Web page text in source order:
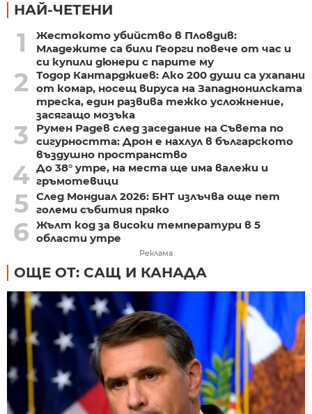
НАЙ-ЧЕТЕНИ
1
Жестокото убийство в Пловдив:
Младежите са били Георги повече от час и
си купили дюнери с парите му
2
Тодор Кантарджиев: Ако 200 души са ухапани
от комар, носещ вируса на Западнонилската
треска, един развива тежко усложнение,
засягащо мозъка
3
Румен Радев след заседание на Съвета по
сигурността: Дрон е нахлул в българското
въздушно пространство
4 До 38° утре, на места ще има валежи и
гръмотевици
5 След Мондиал 2026: БНТ излъчва още пет
големи събития пряко
6 Жълт код за високи температури в 5
области утре
Реклама
ОЩЕ ОТ: САЩ И КАНАДА